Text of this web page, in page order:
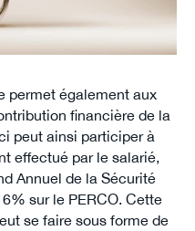
permet également aux
financière de la
peut ainsi participer à
effectué par le salarié,
Annuel de la Sécurité
sur le PERCO. Cette
se faire sous forme de